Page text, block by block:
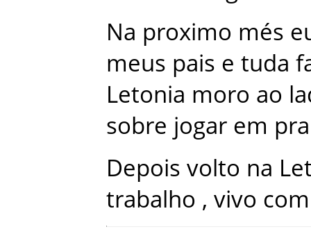
Na proximo més
meus pais e tuda
Letonia moro ao
sobre jogar em
Depois volto na
trabalho , vivo com